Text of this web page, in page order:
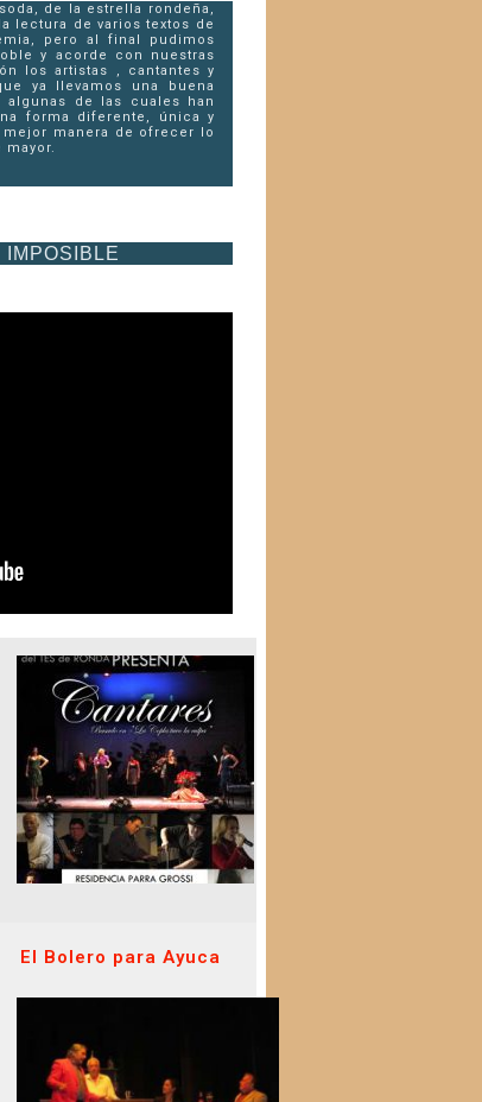
de la estrella rondeña,
lectura de varios textos de
pero al final pudimos
y acorde con nuestras
los artistas , cantantes y
ya llevamos una buena
algunas de las cuales han
forma diferente, única y
manera de ofrecer lo
mayor.
El Bolero para Ayuca